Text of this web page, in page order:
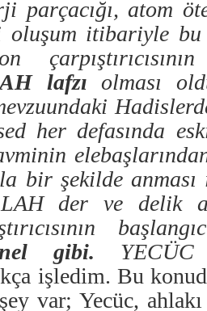
parçacığı, atom
oluşum itibariyle
lafzı olması
her defasında
bir şekilde
der ve delik
gibi.
işledim. Bu
var; Yecüc,